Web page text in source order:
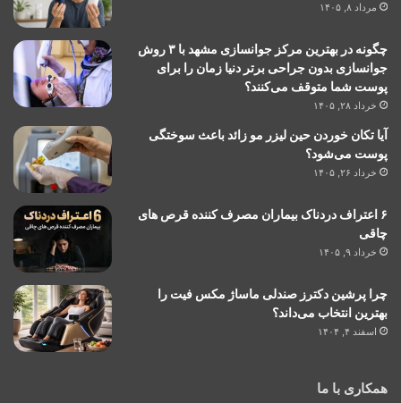
مرداد ۸, ۱۴۰۵
چگونه در بهترین مرکز جوانسازی مشهد با ۳ روش
جوانسازی بدون جراحی برتر دنیا زمان را برای
پوست شما متوقف می‌کنند؟
خرداد ۲۸, ۱۴۰۵
آیا تکان خوردن حین لیزر مو زائد باعث سوختگی
پوست می‌شود؟
خرداد ۲۶, ۱۴۰۵
۶ اعتراف دردناک بیماران مصرف کننده قرص های
چاقی
خرداد ۹, ۱۴۰۵
چرا پرشین دکترز صندلی ماساژ مکس فیت را
بهترین انتخاب می‌داند؟
اسفند ۴, ۱۴۰۴
همکاری با ما